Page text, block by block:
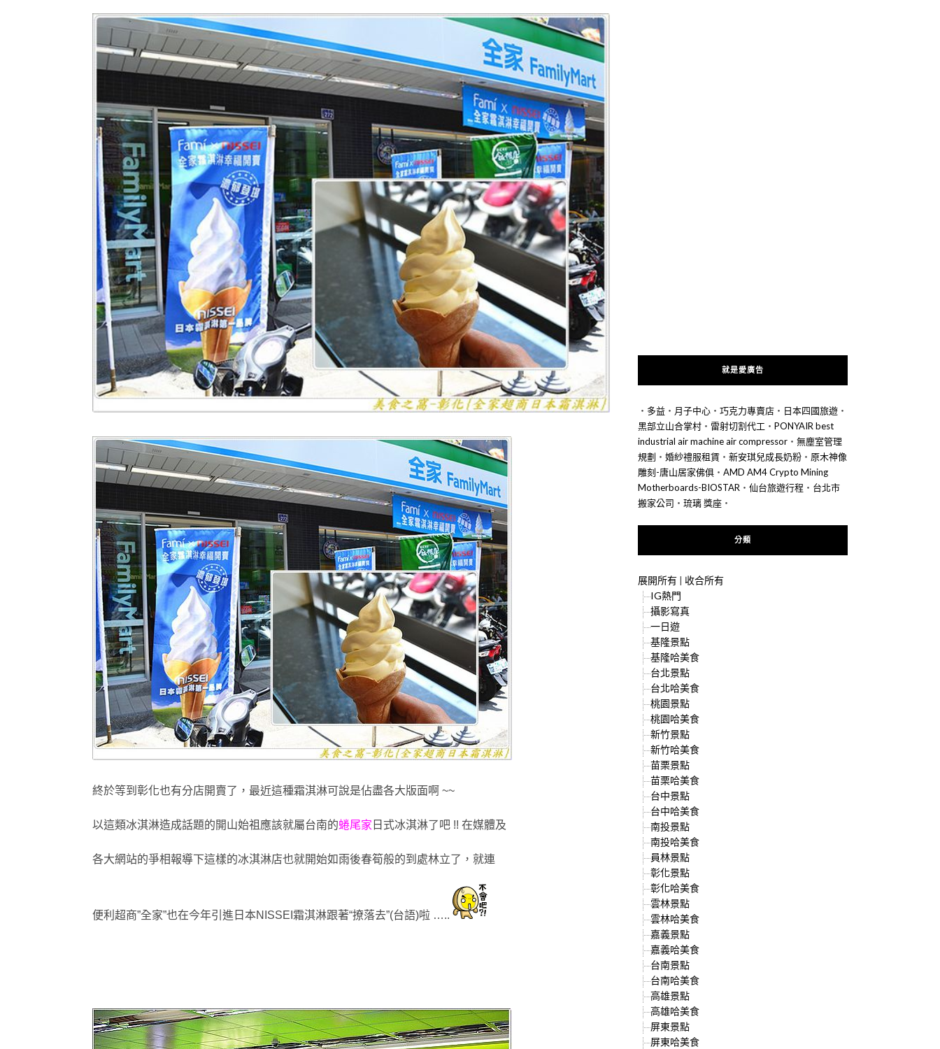
終於等到彰化也有分店開賣了，最近這種霜淇淋可說是佔盡各大版面啊 ~~
以這類冰淇淋造成話題的開山始祖 應該就屬台南的蜷尾家 日式冰淇淋了吧 !! 在媒體及
各大網站的爭相報導下這樣的冰淇淋店也就開始如雨後春筍般的到處林立了，就連
便利超商”全家”也在今年引進日本NISSEI霜淇淋跟著“撩落去”(台語)啦 …..
就是愛廣告
‧ 多益 ‧ 月子中心 ‧ 巧克力專賣店 ‧ 日本四國旅遊 ‧
黑部立山合掌村 ‧ 雷射切割代工 ‧ PONYAIR best
industrial air machine air compressor ‧ 無塵室管理
規劃 ‧ 婚紗禮服租賃 ‧ 新安琪兒成長奶粉 ‧ 原木神像
雕刻-唐山居家佛俱 ‧ AMD AM4 Crypto Mining
Motherboards-BIOSTAR ‧ 仙台旅遊行程 ‧ 台北市
搬家公司 ‧ 琉璃 獎座 ‧
分類
展開所有 | 收合所有
IG熱門
攝影寫真
一日遊
基隆景點
基隆哈美食
台北景點
台北哈美食
桃園景點
桃園哈美食
新竹景點
新竹哈美食
苗栗景點
苗栗哈美食
台中景點
台中哈美食
南投景點
南投哈美食
員林景點
彰化景點
彰化哈美食
雲林景點
雲林哈美食
嘉義景點
嘉義哈美食
台南景點
台南哈美食
高雄景點
高雄哈美食
屏東景點
屏東哈美食